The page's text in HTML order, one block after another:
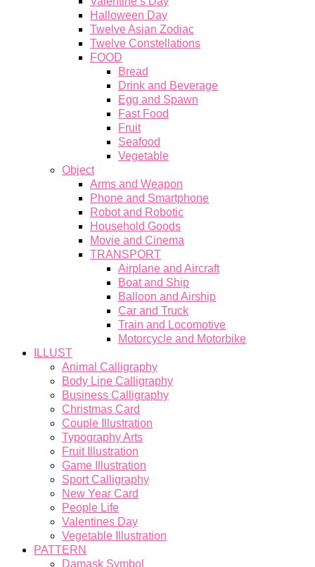
Halloween Day
Twelve Asian Zodiac
Twelve Constellations
FOOD
Bread
Drink and Beverage
Egg and Spawn
Fast Food
Fruit
Seafood
Vegetable
Object
Arms and Weapon
Phone and Smartphone
Robot and Robotic
Household Goods
Movie and Cinema
TRANSPORT
Airplane and Aircraft
Boat and Ship
Balloon and Airship
Car and Truck
Train and Locomotive
Motorcycle and Motorbike
ILLUST
Animal Calligraphy
Body Line Calligraphy
Business Calligraphy
Christmas Card
Couple Illustration
Typography Arts
Fruit Illustration
Game Illustration
Sport Calligraphy
New Year Card
People Life
Valentines Day
Vegetable Illustration
PATTERN
Damask Symbol